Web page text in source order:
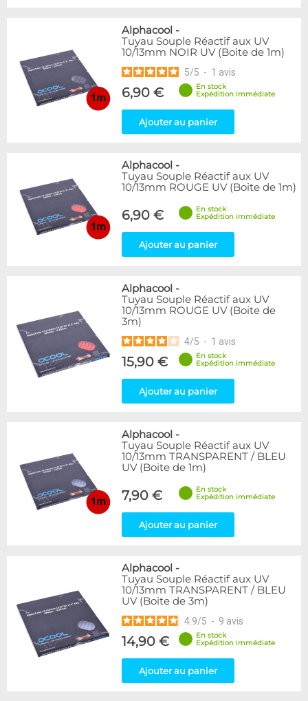
Alphacool -
Tuyau Souple Réactif aux UV
10/13mm NOIR UV (Boite de 1m)
5/5 - 1 avis
6,90 €
En stock
Expédition immédiate
Ajouter au panier
Alphacool -
Tuyau Souple Réactif aux UV
10/13mm ROUGE UV (Boite de 1m)
6,90 €
En stock
Expédition immédiate
Ajouter au panier
Alphacool -
Tuyau Souple Réactif aux UV
10/13mm ROUGE UV (Boite de
3m)
4/5 - 1 avis
15,90 €
En stock
Expédition immédiate
Ajouter au panier
Alphacool -
Tuyau Souple Réactif aux UV
10/13mm TRANSPARENT / BLEU
UV (Boite de 1m)
7,90 €
En stock
Expédition immédiate
Ajouter au panier
Alphacool -
Tuyau Souple Réactif aux UV
10/13mm TRANSPARENT / BLEU
UV (Boite de 3m)
4.9/5 - 9 avis
14,90 €
En stock
Expédition immédiate
Ajouter au panier